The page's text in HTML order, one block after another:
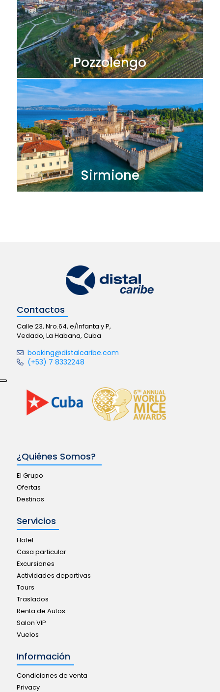
Pozzolengo
Sirmione
Contactos
Calle 23, Nro.64, e/Infanta y P,
Vedado, La Habana, Cuba
booking@distalcaribe.com
(+53) 7 8332248
¿Quiénes Somos?
El Grupo
Ofertas
Destinos
Servicios
Hotel
Casa particular
Excursiones
Actividades deportivas
Tours
Traslados
Renta de Autos
Salon VIP
Vuelos
Información
Condiciones de venta
Privacy